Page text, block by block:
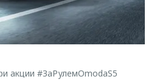
акции #ЗаРулемOmodaS5